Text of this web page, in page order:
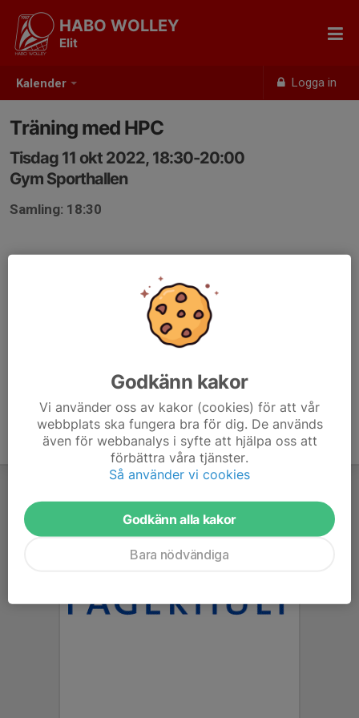
Kalender Logga in
HABO WOLLEY
Elit
Träning med HPC
Tisdag 11 okt 2022, 18:30-20:00
Gym Sporthallen
Samling: 18:30
Godkänn kakor
Vi använder oss av kakor (cookies) för att vår
webbplats ska fungera bra för dig. De används
även för webbanalys i syfte att hjälpa oss att
förbättra våra tjänster.
Så använder vi cookies
Godkänn alla kakor
Bara nödvändiga